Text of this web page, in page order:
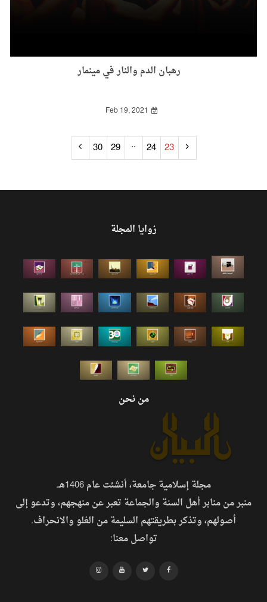
رهبان الدم والنار في مينمار
Feb 19, 2021
23
24
..
29
30
زوايا المجلة
من نحن
مجلة إسلامية جامعة، أنشئت عام 1406هـ.
منبر من منابر أهل السنة والجماعة تعبر عن منهجهم، وتدعو إلى
أصولهم، وتذكر بطريقتهم السليمة من الغلو والانحراف.
تواصل معنا: